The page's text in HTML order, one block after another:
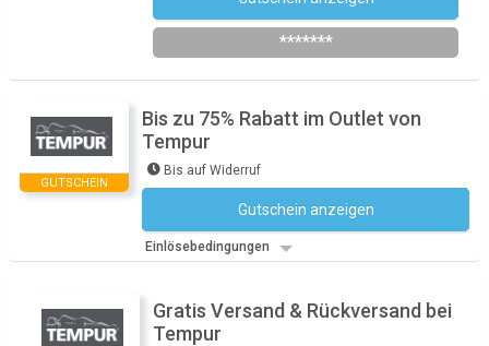
*******
GUTSCHEIN
Bis zu 75% Rabatt im Outlet von
Tempur
Bis auf Widerruf
Gutschein anzeigen
Einlösebedingungen
Gratis Versand & Rückversand bei
Tempur